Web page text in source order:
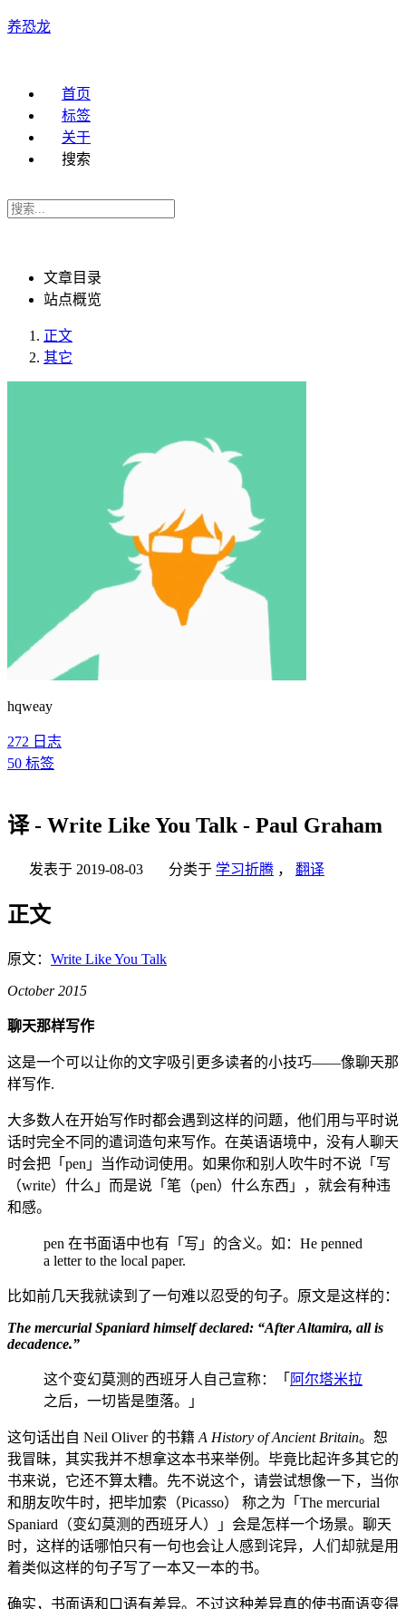
养恐龙
首页
标签
关于
搜索
文章目录
站点概览
正文
其它
hqweay
272 日志
50 标签
译 - Write Like You Talk - Paul Graham
发表于 2019-08-03 分类于 学习折腾 ， 翻译
正文
原文： Write Like You Talk
October 2015
聊天那样写作
这是一个可以让你的文字吸引更多读者的小技巧——像聊天那
样写作.
大多数人在开始写作时都会遇到这样的问题，他们用与平时说
话时完全不同的遣词造句来写作。在英语语境中，没有人聊天
时会把「pen」当作动词使用。如果你和别人吹牛时不说「写
（write）什么」而是说「笔（pen）什么东西」，就会有种违
和感。
pen 在书面语中也有「写」的含义。如：He penned
a letter to the local paper.
比如前几天我就读到了一句难以忍受的句子。原文是这样的：
The mercurial Spaniard himself declared: “After Altamira, all is
decadence.”
这个变幻莫测的西班牙人自己宣称：「 阿尔塔米拉
之后，一切皆是堕落。」
这句话出自 Neil Oliver 的书籍 A History of Ancient Britain。恕
我冒昧，其实我并不想拿这本书来举例。毕竟比起许多其它的
书来说，它还不算太糟。先不说这个，请尝试想像一下，当你
和朋友吹牛时，把毕加索（Picasso） 称之为「The mercurial
Spaniard（变幻莫测的西班牙人）」会是怎样一个场景。聊天
时，这样的话哪怕只有一句也会让人感到诧异，人们却就是用
着类似这样的句子写了一本又一本的书。
确实，书面语和口语有差异。不过这种差异真的使书面语变得